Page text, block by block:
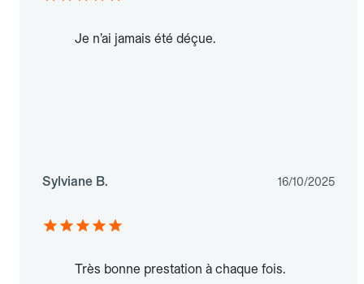
Je n’ai jamais été déçue.
Sylviane B. 16/10/2025
Très bonne prestation à chaque fois.